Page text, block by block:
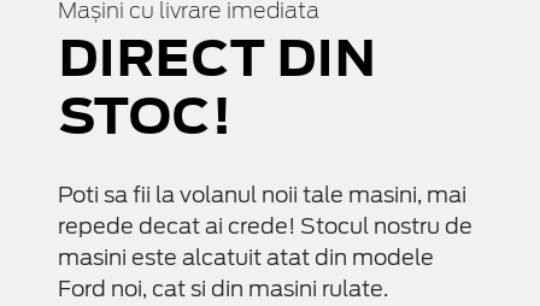
Mașini cu livrare imediata
DIRECT DIN
STOC!
Poti sa fii la volanul noii tale masini, mai
repede decat ai crede! Stocul nostru de
masini este alcatuit atat din modele
Ford noi, cat si din masini rulate.